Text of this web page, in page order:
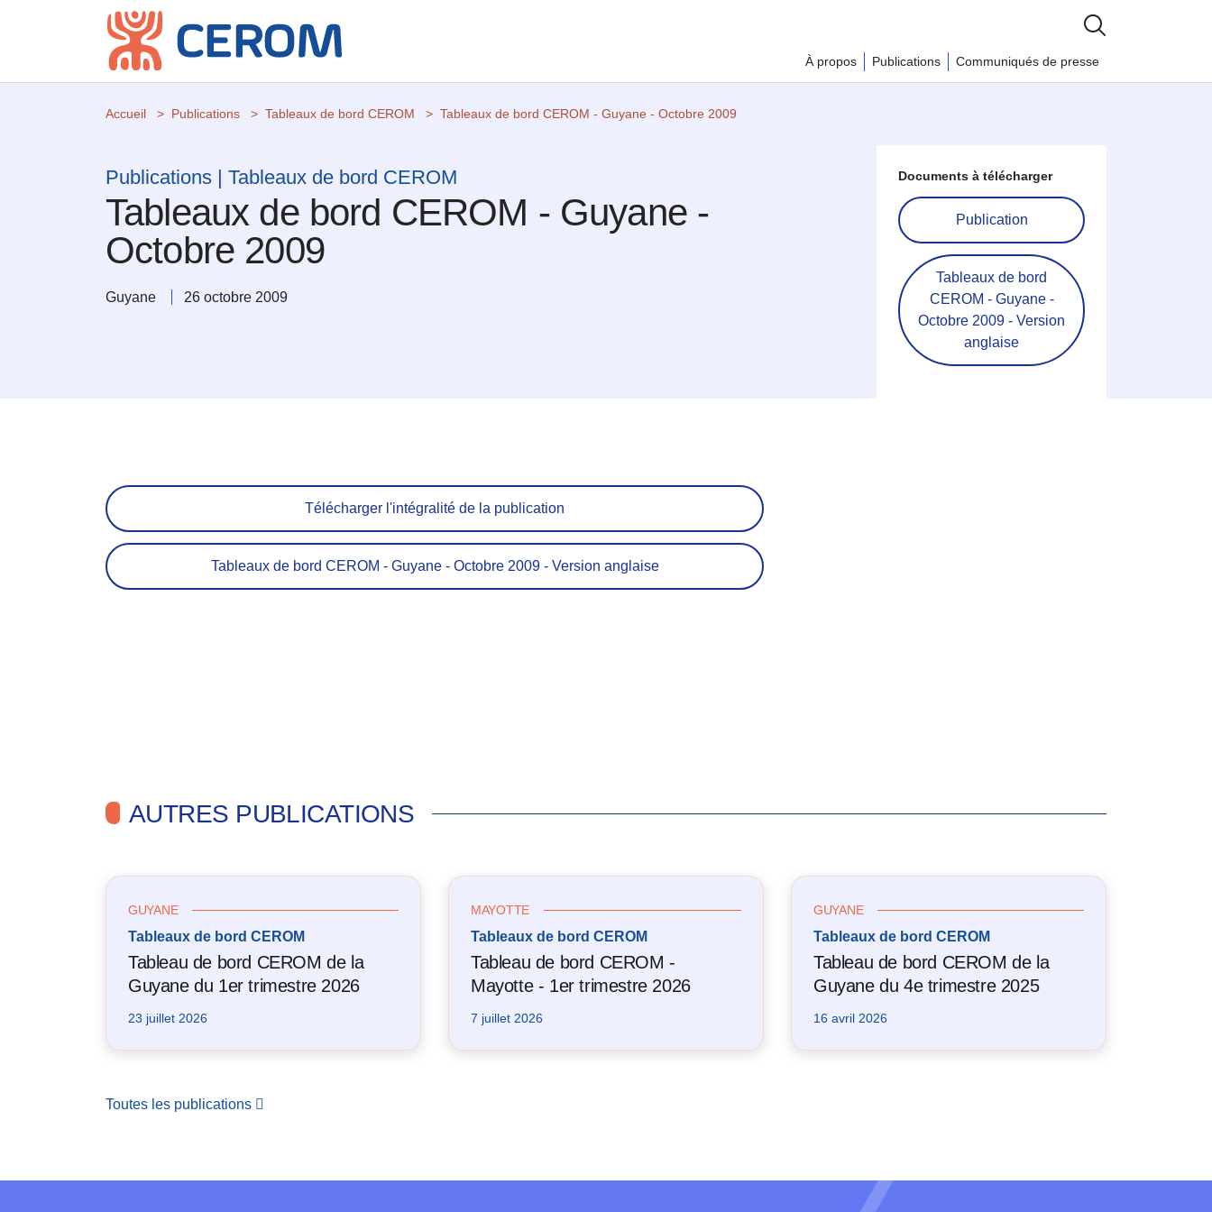
À propos Publications Communiqués de presse
Accueil Publications Tableaux de bord CEROM Tableaux de bord CEROM - Guyane - Octobre 2009
Publications | Tableaux de bord CEROM
Tableaux de bord CEROM - Guyane -
Octobre 2009
Guyane 26 octobre 2009
Documents à télécharger
Publication
Tableaux de bord
CEROM - Guyane -
Octobre 2009 - Version
anglaise
Télécharger l'intégralité de la publication
Tableaux de bord CEROM - Guyane - Octobre 2009 - Version anglaise
AUTRES PUBLICATIONS
GUYANE
Tableaux de bord CEROM
Tableau de bord CEROM de la
Guyane du 1er trimestre 2026
23 juillet 2026
MAYOTTE
Tableaux de bord CEROM
Tableau de bord CEROM -
Mayotte - 1er trimestre 2026
7 juillet 2026
GUYANE
Tableaux de bord CEROM
Tableau de bord CEROM de la
Guyane du 4e trimestre 2025
16 avril 2026
Toutes les publications